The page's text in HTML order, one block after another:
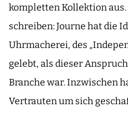
kompletten Kollektion
schreiben: Journe hat die
Uhrmacherei, des
gelebt, als dieser
Branche war. Inzwischen
Vertrauten um sich